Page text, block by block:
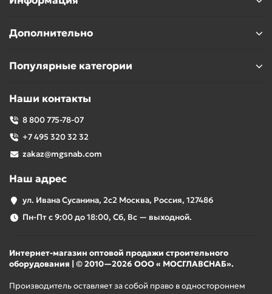
Дополнительно
Популярные категории
Наши контакты
8 800 775-78-07
+7 495 320 32 32
zakaz@mgsnab.com
Наш адрес
ул. Ивана Сусанина, 2с2 Москва, Россия, 127486
Пн-Пт с 9:00 до 18:00, Сб, Вс — выходной.
Интернет-магазин оптовой продажи строительного
оборудования | © 2010—2026 ООО « МОСГЛАВСНАБ».
Производитель оставляет за собой право в одностороннем